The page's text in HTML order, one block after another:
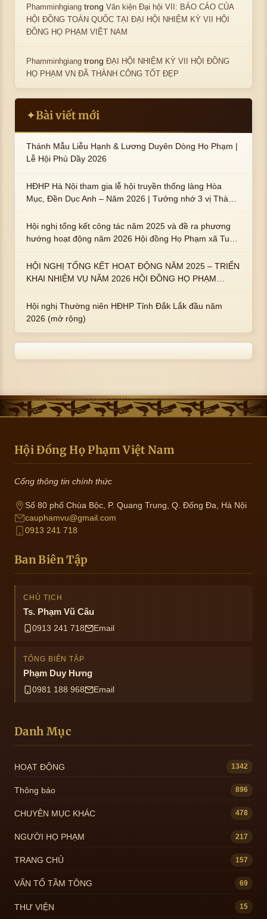
Phamminhgiang trongVăn kiện Đại hội VII: BÁO CÁO CỦA
HỘI ĐỒNG TOÀN QUỐC TẠI ĐẠI HỘI NHIỆM KỲ VII HỘI
ĐỒNG HỌ PHẠM VIỆT NAM
Phamminhgiang trongĐẠI HỘI NHIỆM KỲ VII HỘI ĐỒNG
HỌ PHẠM VN ĐÃ THÀNH CÔNG TỐT ĐẸP
✦Bài viết mới
Thánh Mẫu Liễu Hạnh & Lương Duyên Dòng Họ Phạm |
Lễ Hội Phủ Dầy 2026
HĐHP Hà Nội tham gia lễ hội truyền thống làng Hòa
Mục, Đền Dục Anh – Năm 2026 | Tưởng nhớ 3 vị Thành
trai : ngài Phạm Huy, Phạm Miện
Hội nghị tổng kết công tác năm 2025 và đề ra phương
hướng hoạt động năm 2026 Hội đồng Họ Phạm xã Tuy
HỘI NGHỊ TỔNG KẾT HOẠT ĐỘNG NĂM 2025 – TRIỂN
KHAI NHIỆM VỤ NĂM 2026 HỘI ĐỒNG HỌ PHẠM
Hội nghị Thường niên HĐHP Tỉnh Đắk Lắk đầu năm
2026 (mở rộng)
Hội Đồng Họ Phạm Việt Nam
Cổng thông tin chính thức
Số 80 phố Chùa Bộc, P. Quang Trung, Q. Đống Đa, Hà Nội
cauphamvu@gmail.com
0913 241 718
Ban Biên Tập
CHỦ TỊCH
Ts. Phạm Vũ Câu
0913 241 718 Email
TỔNG BIÊN TẬP
Phạm Duy Hưng
0981 188 968 Email
Danh Mục
HOẠT ĐỘNG 1342
Thông báo 896
CHUYÊN MỤC KHÁC 478
NGƯỜI HỌ PHẠM 217
TRANG CHỦ 157
VẤN TỔ TẦM TÔNG 69
THƯ VIỆN 15